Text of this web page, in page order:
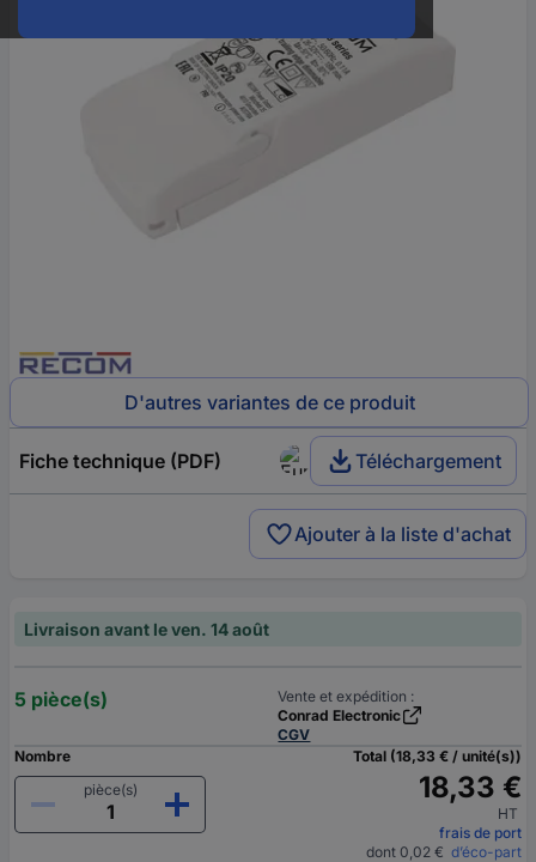
D'autres variantes de ce produit
Fiche technique (PDF) Téléchargement
Ajouter à la liste d'achat
Livraison avant le ven. 14 août
5 pièce(s)
Vente et expédition :
Conrad Electronic
CGV
Nombre
pièce(s)
Total (18,33 € / unité(s))
18,33 €
HT
frais de port
dont 0,02 € d’éco-part